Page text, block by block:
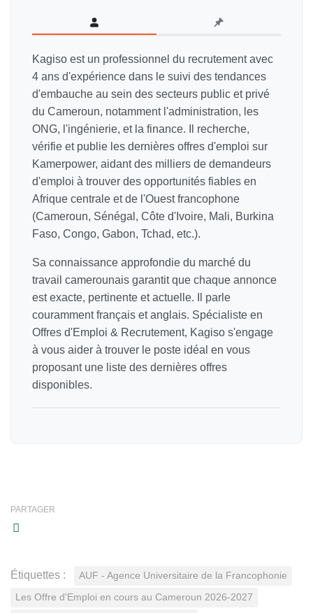
Kagiso est un professionnel du recrutement avec
4 ans d'expérience dans le suivi des tendances
d'embauche au sein des secteurs public et privé
du Cameroun, notamment l'administration, les
ONG, l'ingénierie, et la finance. Il recherche,
vérifie et publie les dernières offres d'emploi sur
Kamerpower, aidant des milliers de demandeurs
d'emploi à trouver des opportunités fiables en
Afrique centrale et de l'Ouest francophone
(Cameroun, Sénégal, Côte d'Ivoire, Mali, Burkina
Faso, Congo, Gabon, Tchad, etc.).
Sa connaissance approfondie du marché du
travail camerounais garantit que chaque annonce
est exacte, pertinente et actuelle. Il parle
couramment français et anglais. Spécialiste en
Offres d'Emploi & Recrutement, Kagiso s'engage
à vous aider à trouver le poste idéal en vous
proposant une liste des dernières offres
disponibles.
PARTAGER
Étiquettes : AUF - Agence Universitaire de la Francophonie
Les Offre d'Emploi en cours au Cameroun 2026-2027